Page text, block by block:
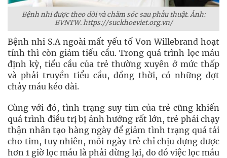
Bệnh nhi được theo dõi và chăm sóc sau phẫu thuật. Ảnh:
BVNTW. https://suckhoeviet.org.vn/
Bệnh nhi S.A ngoài mất yếu tố Von Willebrand hoạt
tính thì còn giảm tiểu cầu. Trong quá trình lọc máu
định kỳ, tiểu cầu của trẻ thường xuyên ở mức thấp
và phải truyền tiểu cầu, đồng thời, có những đợt
chảy máu kéo dài.
Cùng với đó, tình trạng suy tim của trẻ cũng khiến
quá trình điều trị bị ảnh hưởng rất lớn, trẻ phải chạy
thận nhân tạo hàng ngày để giảm tình trạng quá tải
cho tim, tuy nhiên, mỗi ngày trẻ chỉ chịu đựng được
hơn 1 giờ lọc máu là phải dừng lại, do đó việc lọc máu